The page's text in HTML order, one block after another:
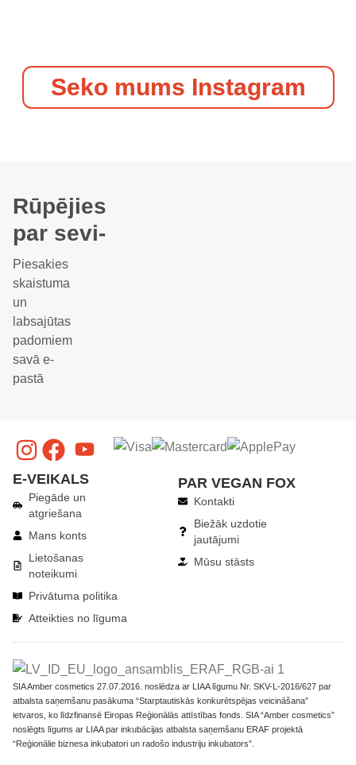
Seko mums Instagram
Rūpējies
par sevi-
Piesakies
skaistuma
un
labsajūtas
padomiem
savā e-
pastā
E-VEIKALS
Piegāde un
atgriešana
Mans konts
Lietošanas
noteikumi
Privātuma politika
Atteikties no līguma
PAR VEGAN FOX
Kontakti
Biežāk uzdotie
jautājumi
Mūsu stāsts
​SIA Amber cosmetics 27.07.2016. noslēdza ar LIAA līgumu Nr. SKV-L-2016/627 par
atbalsta saņemšanu pasākuma “Starptautiskās konkurētspējas veicināšana”
ietvaros, ko līdzfinansē Eiropas Reģionālās attīstības fonds. SIA “Amber cosmetics”
noslēgts līgums ar LIAA par inkubācijas atbalsta saņemšanu ERAF projektā
“Reģionālie biznesa inkubatori un radošo industriju inkubators”.